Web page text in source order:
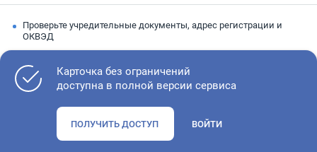
Проверьте учредительные документы, адрес регистрации и
ОКВЭД
Изучите финансовые показатели
исполнительным производствам
Карточка без ограничений
доступна в полной версии сервиса
ПОЛУЧИТЬ ДОСТУП ВОЙТИ